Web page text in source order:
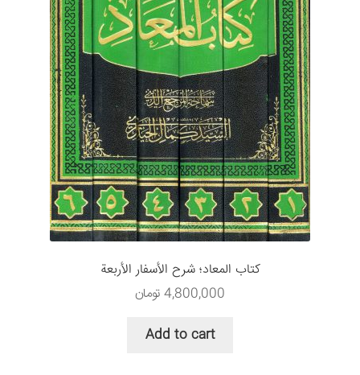
تماس با ما
ثبت شکایات
حساب کاربری من
درباره ما
سبد خرید
قوانین و مقررات
كتاب المعاد؛ شرح الأسفار الأربعة
4,800,000 تومان
Add to cart